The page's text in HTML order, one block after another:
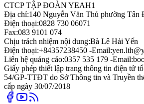
CTCP TẬP ĐOÀN YEAH1
Địa chỉ:140 Nguyễn Văn Thủ phường
Điện thoại:0828 730 06071
Fax:083 9101 074
Chịu trách nhiệm nội dung:Bà Lê Hải Yến
Điện thoại:+84357238450 -Email:
Liên hệ quảng cáo:0357 535 179 -Email:
Giấy phép thiết lập trang thông tin điện tử
54/GP-TTĐT do Sở Thông tin và Truyền
cấp ngày 30/07/2018